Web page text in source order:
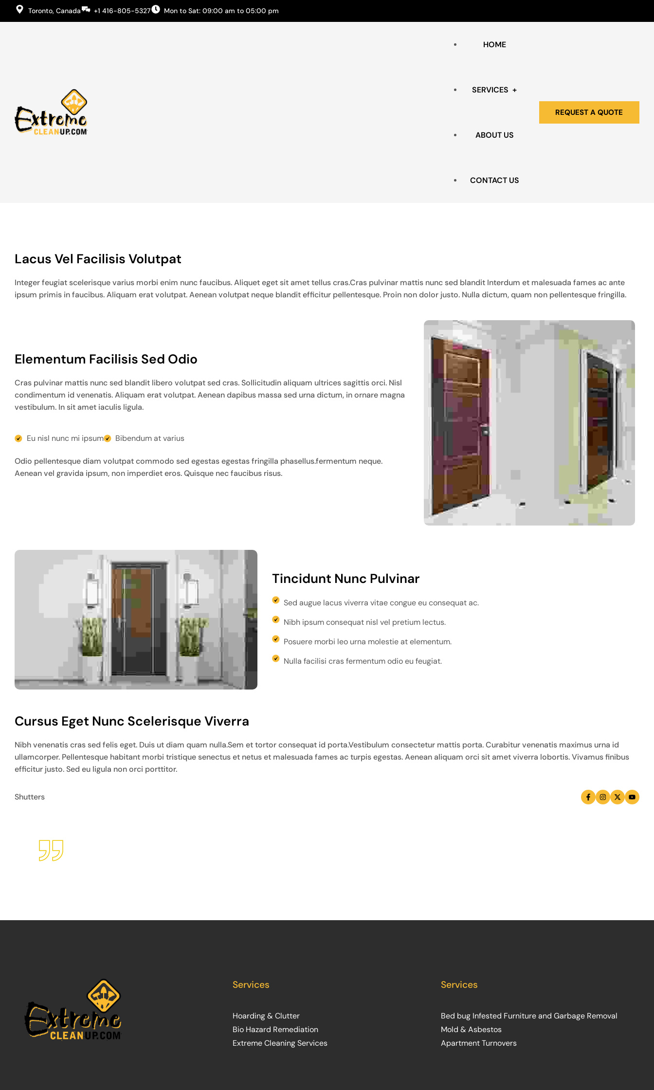
Toronto, Canada +1 416-805-5327 Mon to Sat: 09:00 am to 05:00 pm
HOME
SERVICES
BIO HAZARD REMEDIATION
ABOUT US
CONTACT US
REQUEST A QUOTE
Lacus Vel Facilisis Volutpat
Integer feugiat scelerisque varius morbi enim nunc faucibus. Aliquet eget sit amet tellus cras.Cras pulvinar mattis nunc sed blandit Interdum et malesuada fames ac ante
ipsum primis in faucibus. Aliquam erat volutpat. Aenean volutpat neque blandit efficitur pellentesque. Proin non dolor justo. Nulla dictum, quam non pellentesque fringilla.
Elementum Facilisis Sed Odio
Cras pulvinar mattis nunc sed blandit libero volutpat sed cras. Sollicitudin aliquam ultrices sagittis orci. Nisl
condimentum id venenatis. Aliquam erat volutpat. Aenean dapibus massa sed urna dictum, in ornare magna
vestibulum. In sit amet iaculis ligula.
Eu nisl nunc mi ipsum Bibendum at varius
Odio pellentesque diam volutpat commodo sed egestas egestas fringilla phasellus.fermentum neque.
Aenean vel gravida ipsum, non imperdiet eros. Quisque nec faucibus risus.
Tincidunt Nunc Pulvinar
Sed augue lacus viverra vitae congue eu consequat ac.
Nibh ipsum consequat nisl vel pretium lectus.
Posuere morbi leo urna molestie at elementum.
Nulla facilisi cras fermentum odio eu feugiat.
Cursus Eget Nunc Scelerisque Viverra
Nibh venenatis cras sed felis eget. Duis ut diam quam nulla.Sem et tortor consequat id porta.Vestibulum consectetur mattis porta. Curabitur venenatis maximus urna id
ullamcorper. Pellentesque habitant morbi tristique senectus et netus et malesuada fames ac turpis egestas. Aenean aliquam orci sit amet viverra lobortis. Vivamus finibus
efficitur justo. Sed eu ligula non orci porttitor.
Shutters
Services
Hoarding & Clutter
Bio Hazard Remediation
Extreme Cleaning Services
Services
Bed bug Infested Furniture and Garbage Removal
Mold & Asbestos
Apartment Turnovers